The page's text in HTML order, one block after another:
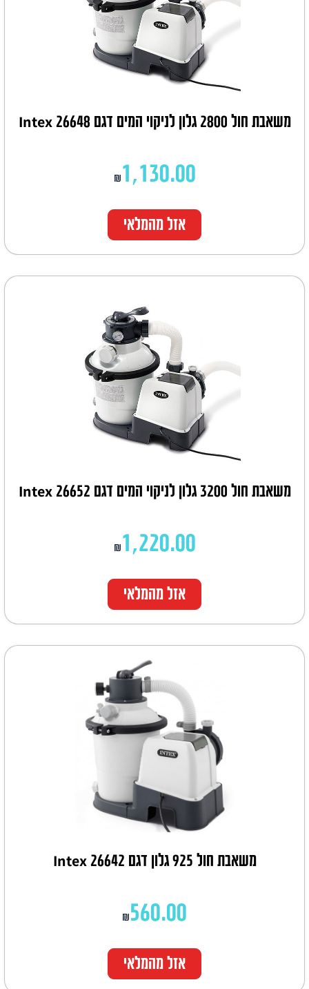
משאבת חול 2800 גלון לניקוי המים דגם Intex 26648
₪ 1,130.00
אזל מהמלאי
משאבת חול 3200 גלון לניקוי המים דגם Intex 26652
₪ 1,220.00
אזל מהמלאי
משאבת חול 925 גלון דגם Intex 26642
₪560.00
אזל מהמלאי